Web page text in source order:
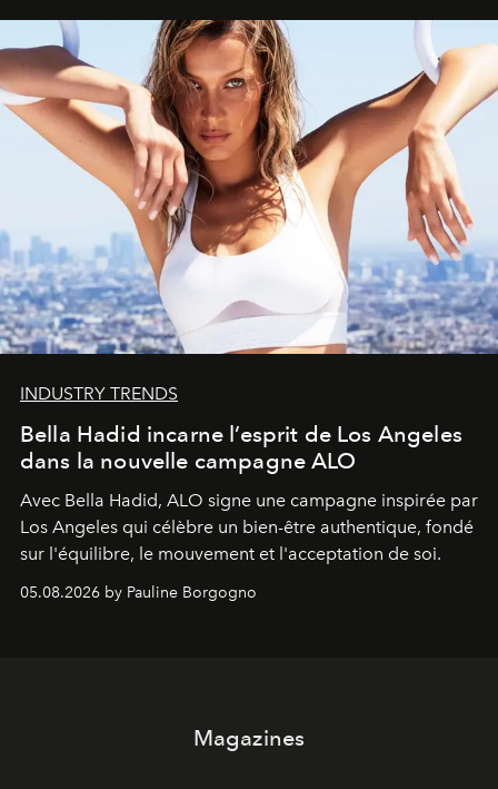
INDUSTRY TRENDS
Bella Hadid incarne l’esprit de Los Angeles
dans la nouvelle campagne ALO
Avec Bella Hadid, ALO signe une campagne inspirée par
Los Angeles qui célèbre un bien-être authentique, fondé
sur l'équilibre, le mouvement et l'acceptation de soi.
05.08.2026 by Pauline Borgogno
Magazines